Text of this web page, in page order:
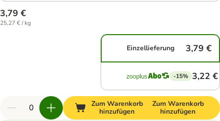
3,79 €
25,27 € / kg
Einzellieferung 3,79 €
-15% 3,22 €
Zum Warenkorb
hinzufügen
Zum Warenkorb
hinzufügen